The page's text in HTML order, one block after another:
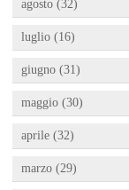
agosto (32)
luglio (16)
giugno (31)
maggio (30)
aprile (32)
marzo (29)